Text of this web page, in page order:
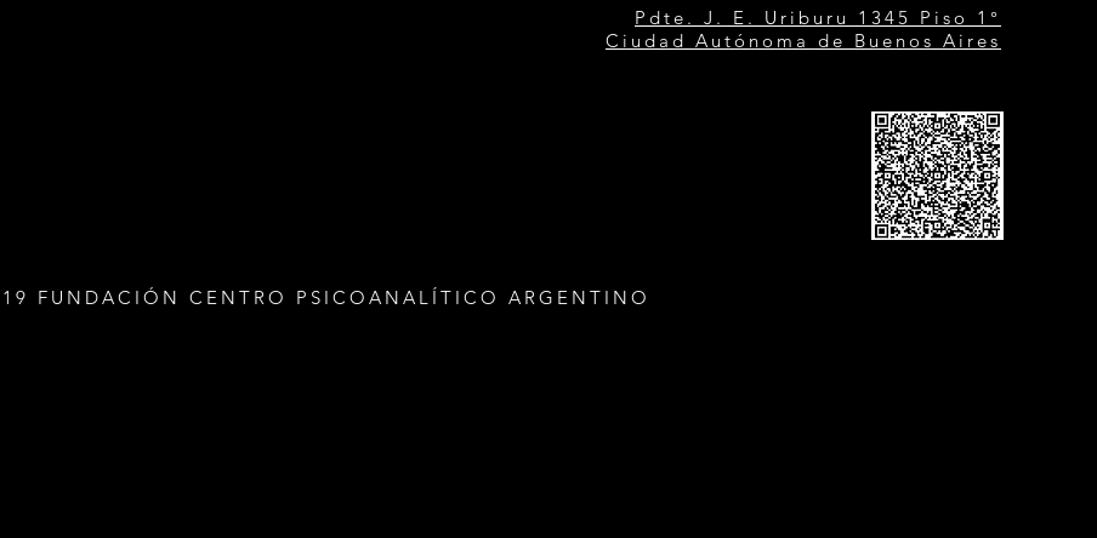
Pdte. J. E. Uriburu 1345 Piso 1°
Ciudad Autónoma de Buenos Aires
FUNDACIÓN CENTRO PSICOANALÍTICO ARGENTINO